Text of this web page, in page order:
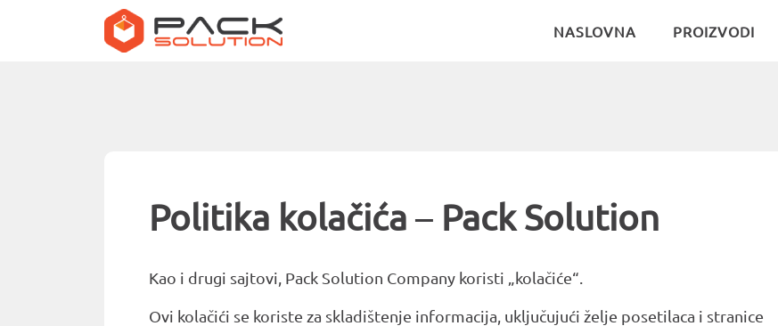
NASLOVNA PROIZVODI
Politika kolačića – Pack Solution
Kao i drugi sajtovi, Pack Solution Company koristi „kolačiće“.
Ovi kolačići se koriste za skladištenje informacija, uključujući želje posetilaca i stranice